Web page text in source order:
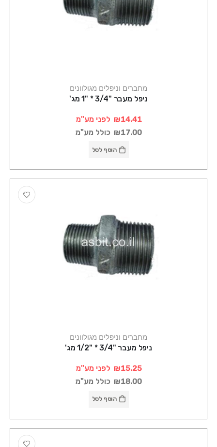
מחברים וניפלים מגולוונים
ניפל מעבר "3/4 * "1 מג'
₪14.41 לפני מע"מ
₪17.00 כולל מע"מ
הוסף לסל
מחברים וניפלים מגולוונים
ניפל מעבר "3/4 * "1/2 מג'
₪15.25 לפני מע"מ
₪18.00 כולל מע"מ
הוסף לסל